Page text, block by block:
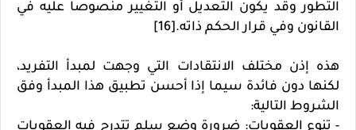
التطور وقد يكون التعديل أو التغيير منصوصا عليه في
القانون وفي قرار الحكم ذاته.[16]
هذه إذن مختلف الانتقادات التي وجهت لمبدأ التفريد،
لكنها دون فائدة سيما إذا أحسن تطبيق هذا المبدأ وفق
الشروط التالية:
- تنوع العقوبات: ضرورة وضع سلم تتدرج فيه العقوبات